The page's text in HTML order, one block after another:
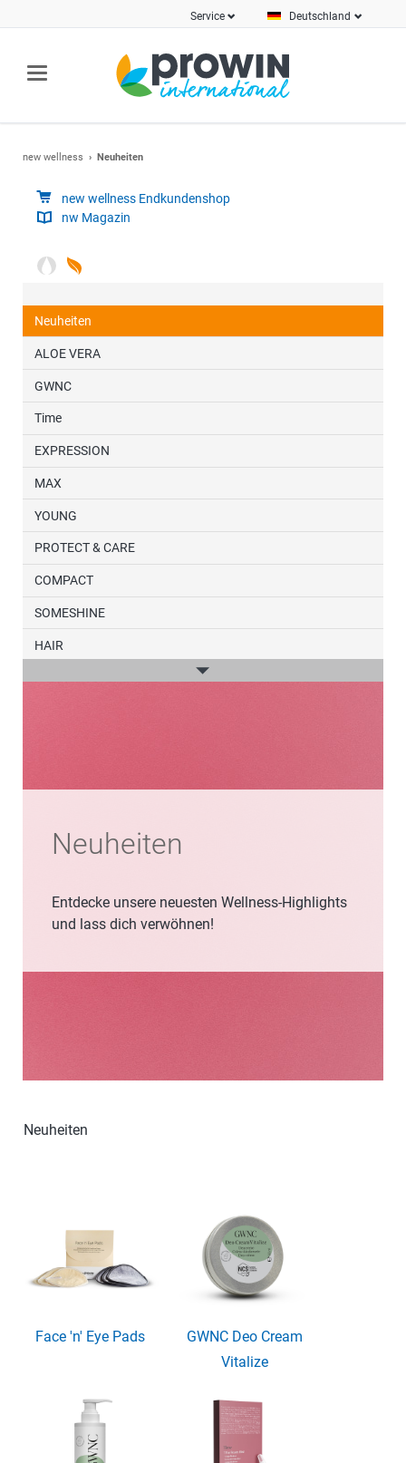
Deutschland
Service
new wellness Neuheiten
new wellness Endkundenshop
nw Magazin
Neuheiten
ALOE VERA
GWNC
Time
EXPRESSION
MAX
YOUNG
PROTECT & CARE
COMPACT
SOMESHINE
HAIR
Neuheiten
Entdecke unsere neuesten Wellness-Highlights
und lass dich verwöhnen!
Neuheiten
Face 'n' Eye Pads
GWNC Deo Cream
Vitalize